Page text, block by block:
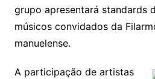
grupo apresentará standards
músicos convidados da
manuelense.
A participação de artistas